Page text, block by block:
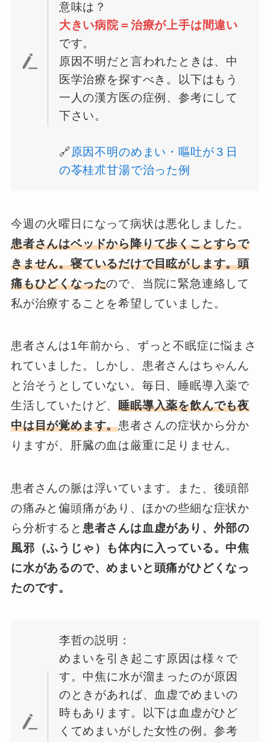
意味は？
大きい病院＝治療が上手は間違い
です。
原因不明だと言われたときは、中
医学治療を探すべき。以下はもう
一人の漢方医の症例、参考にして
下さい。
🔗原因不明のめまい・嘔吐が３日
の苓桂朮甘湯で治った例
今週の火曜日になって病状は悪化しました。
患者さんはベッドから降りて歩くことすらで
きません。寝ているだけで目眩がします。頭
痛もひどくなったので、当院に緊急連絡して
私が治療することを希望していました。
患者さんは1年前から、ずっと不眠症に悩まさ
れていました。しかし、患者さんはちゃんん
と治そうとしていない。毎日、睡眠導入薬で
生活していたけど、睡眠導入薬を飲んでも夜
中は目が覚めます。患者さんの症状から分か
りますが、肝臓の血は厳重に足りません。
患者さんの脈は浮いています。また、後頭部
の痛みと偏頭痛があり、ほかの些細な症状か
ら分析すると 患者さんは血虚があり、外部の
風邪（ふうじゃ）も体内に入っている。中焦
に水があるので、めまいと頭痛がひどくなっ
たのです。
李哲の説明：
めまいを引き起こす原因は様々で
す。中焦に水が溜まったのが原因
のときがあれば、血虚でめまいの
時もあります。以下は血虚がひど
くてめまいがした女性の例。参考